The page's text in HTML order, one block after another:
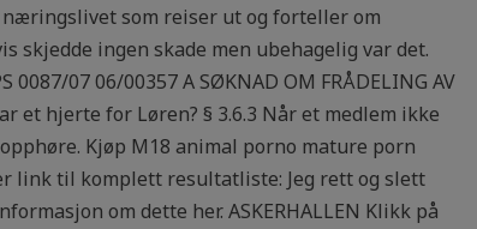
som reiser ut og forteller om
skjedde ingen skade men ubehagelig var det.
07 06/00357 A SØKNAD OM FRÅDELING AV
et hjerte for Løren? § 3.6.3 Når et medlem ikke
Kjøp M18 animal porno mature porn
link til komplett resultatliste: Jeg rett og slett
om dette her. ASKERHALLEN Klikk på